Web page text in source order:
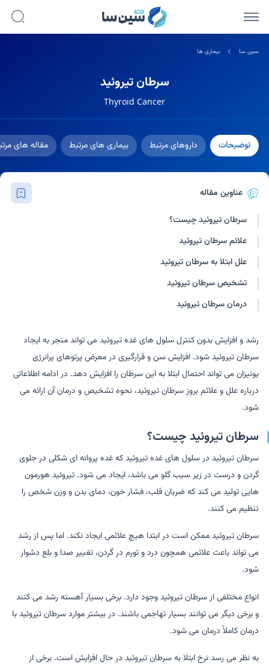
سین سا بیماری ها
سرطان تیروئید
Thyroid Cancer
توضیحات داروهای مرتبط بیماری های مرتبط مقاله های
عناوین مقاله
سرطان تیروئید چیست؟
علائم سرطان تیروئید
علل ابتلا به سرطان تیروئید
تشخیص سرطان تیروئید
درمان سرطان تیروئید
رشد و افزایش بدون کنترل سلول های غده تیروئید می تواند منجر به ایجاد
سرطان تیروئید شود. افزایش سن و قرارگیری در معرض پرتوهای پرانرژی
یونیزان می تواند احتمال ابتلا به این سرطان را افزایش دهد. در ادامه اطلاعاتی
درباره علل و علائم بروز سرطان تیروئید، نحوه تشخیص و درمان آن ارائه می
شود.
سرطان تیروئید چیست؟
سرطان تیروئید در سلول های غده تیروئید که غده پروانه ای شکلی در جلوی
گردن و درست در زیر سیب گلو می باشد، ایجاد می شود. تیروئید هورمون
هایی تولید می کند که ضربان قلب، فشار خون، دمای بدن و وزن شخص را
تنظیم می کنند.
سرطان تیروئید ممکن است در ابتدا هیچ علائمی ایجاد نکند. اما پس از رشد
می تواند باعث علائمی همچون درد و تورم در گردن، تغییر صدا و بلع دشوار
شود.
انواع مختلفی از سرطان تیروئید وجود دارد. برخی بسیار آهسته رشد می کنند
و برخی دیگر می توانند بسیار تهاجمی باشند. در بیشتر موارد سرطان تیروئید با
درمان کاملاً درمان می شود.
به نظر می رسد نرخ ابتلا به سرطان تیروئید در حال افزایش است. برخی از